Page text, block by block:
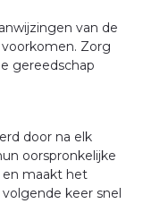
van de
Zorg
gereedschap
door na elk
oorspronkelijke
maakt het
keer snel